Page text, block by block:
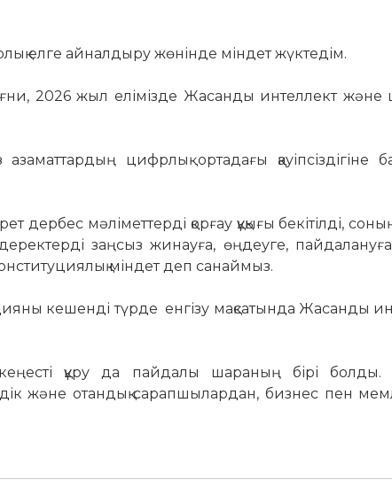
елге айналдыру жөнінде міндет жүктедім.
2026 жыл елімізде Жасанды интеллект және
цифрлық ортадағы қауіпсіздігіне
мәліметтерді қорғау құқығы бекітілді,
заңсыз жинауға, өңдеуге,
міндет деп санаймыз.
кешенді түрде енгізу мақсатында Жасанды
құру да пайдалы шараның бірі болды.
және отандық сарапшылардан, бизнес пен